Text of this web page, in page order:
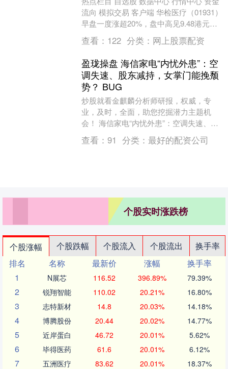
流向 模拟交易 客户端 华检医疗（01931）
早盘一度涨超20%，盘中高见9.48港元，
再创新高，截至发稿，股价上涨7....
查看： 122 分类： 网上股票配资
盈珑操盘 海信家电“内忧外患”：空
调失速、股东减持，女掌门能挽颓
势？ BUG
炒股就看金麒麟分析师研报，权威，专
业，及时，全面，助您挖掘潜力主题机
会！ 海信家电“内忧外患”：空调失速、股
东减持，女掌门能挽颓势？ | BUG 文 |
《BU....
查看： 91 分类： 最好的配资公司
个股实时涨跌榜
个股涨幅 个股跌幅 个股流入 个股流出
换手率
排名
名称 最新价 涨幅
换手率
1
N展芯 116.52 396.89% 79.39%
2 锐翔智能 110.02 20.21% 16.80%
3 志特新材 14.8 20.03% 14.18%
4 博腾股份 20.44 20.02% 14.77%
5 近岸蛋白 46.72 20.01% 5.62%
6 毕得医药 61.6 20.01% 6.12%
7 五洲医疗 83.62 20.01% 18.37%